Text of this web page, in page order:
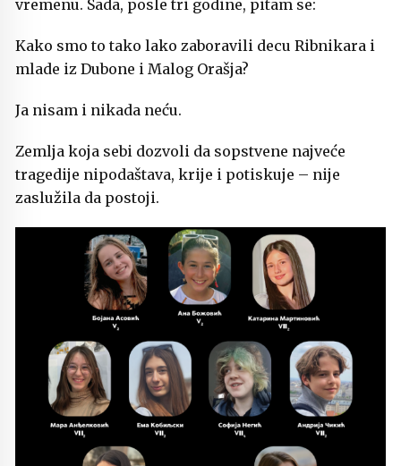
vremenu. Sada, posle tri godine, pitam se:
Kako smo to tako lako zaboravili decu Ribnikara i
mlade iz Dubone i Malog Orašja?
Ja nisam i nikada neću.
Zemlja koja sebi dozvoli da sopstvene najveće
tragedije nipodaštava, krije i potiskuje – nije
zaslužila da postoji.